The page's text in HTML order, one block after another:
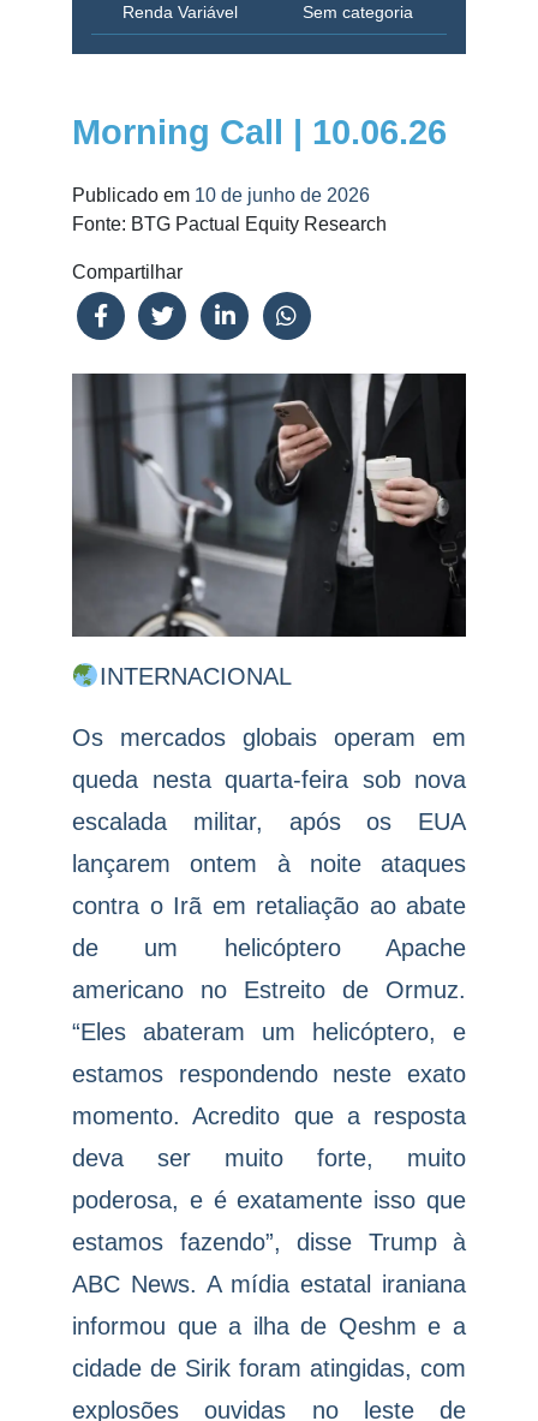
Renda Variável Sem categoria
Morning Call | 10.06.26
Publicado em 10 de junho de 2026
Fonte: BTG Pactual Equity Research
Compartilhar
INTERNACIONAL
Os mercados globais operam em
queda nesta quarta-feira sob nova
escalada militar, após os EUA
lançarem ontem à noite ataques
contra o Irã em retaliação ao abate
de um helicóptero Apache
americano no Estreito de Ormuz.
“Eles abateram um helicóptero, e
estamos respondendo neste exato
momento. Acredito que a resposta
deva ser muito forte, muito
poderosa, e é exatamente isso que
estamos fazendo”, disse Trump à
ABC News. A mídia estatal iraniana
informou que a ilha de Qeshm e a
cidade de Sirik foram atingidas, com
explosões ouvidas no leste de